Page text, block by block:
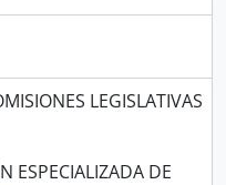
LEGISLATIVAS
ESPECIALIZADA DE